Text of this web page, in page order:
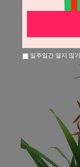
일주일간 열지 않기